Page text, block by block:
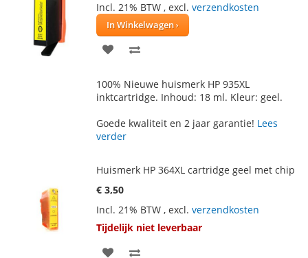
Incl. 21% BTW , excl. verzendkosten
In Winkelwagen
VOEG
AAN
VERLANGLIJST
TE
VERGELIJKEN
100% Nieuwe huismerk HP 935XL
inktcartridge. Inhoud: 18 ml. Kleur: geel.
Goede kwaliteit en 2 jaar garantie! Lees
verder
Huismerk HP 364XL cartridge geel met chip
€ 3,50
Incl. 21% BTW , excl. verzendkosten
Tijdelijk niet leverbaar
VOEG